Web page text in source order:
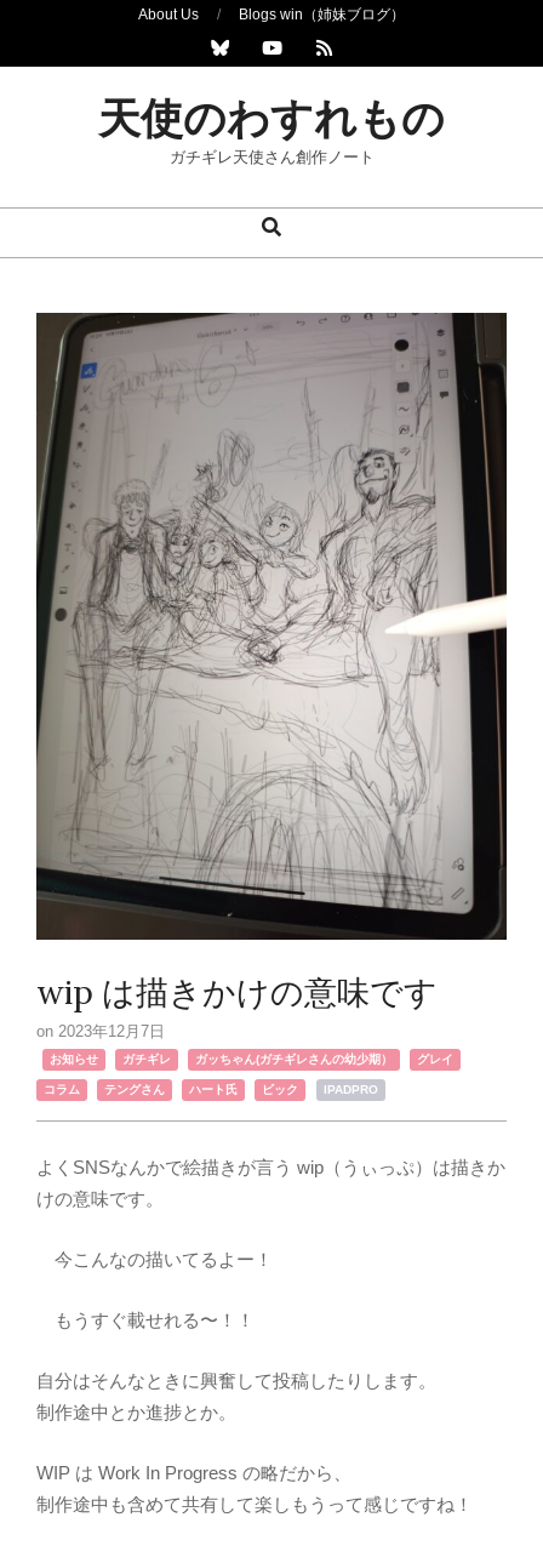
About Us Blogs win（姉妹ブログ）
天使のわすれもの
ガチギレ天使さん創作ノート
Navigation
Search
wip は描きかけの意味です
2023年12月7日
お知らせ ガチギレ ガッちゃん(ガチギレさんの幼少期） グレイ
コラム テングさん ハート氏 ビック IPADPRO
よくSNSなんかで絵描きが言う wip（うぃっぷ）は描きか
けの意味です。
今こんなの描いてるよー！
もうすぐ載せれる〜！！
自分はそんなときに興奮して投稿したりします。
制作途中とか進捗とか。
WIP は Work In Progress の略だから、
制作途中も含めて共有して楽しもうって感じですね！